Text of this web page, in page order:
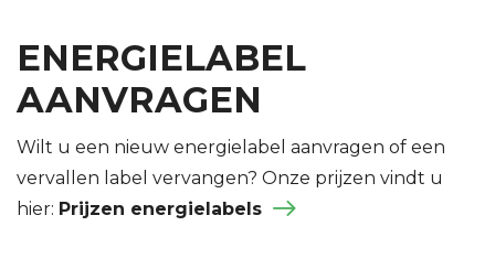
ENERGIELABEL
AANVRAGEN
Wilt u een nieuw energielabel aanvragen of een
vervallen label vervangen? Onze prijzen vindt u
hier: Prijzen energielabels